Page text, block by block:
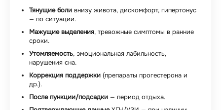
Тянущие боливнизу живота, дискомфорт, гипертонус
— по ситуации.
Мажущие выделения, тревожные симптомы в ранние
сроки.
Утомляемость, эмоциональная лабильность,
нарушения сна.
Коррекция поддержки(препараты прогестерона и
др.).
После пункции/подсадки— период отдыха.